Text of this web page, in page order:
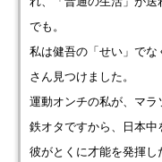
でも。
私は健吾の「せい」でな
さん見つけました。
運動オンチの私が、マラ
鉄オタですから、日本中
彼がとくに才能を発揮